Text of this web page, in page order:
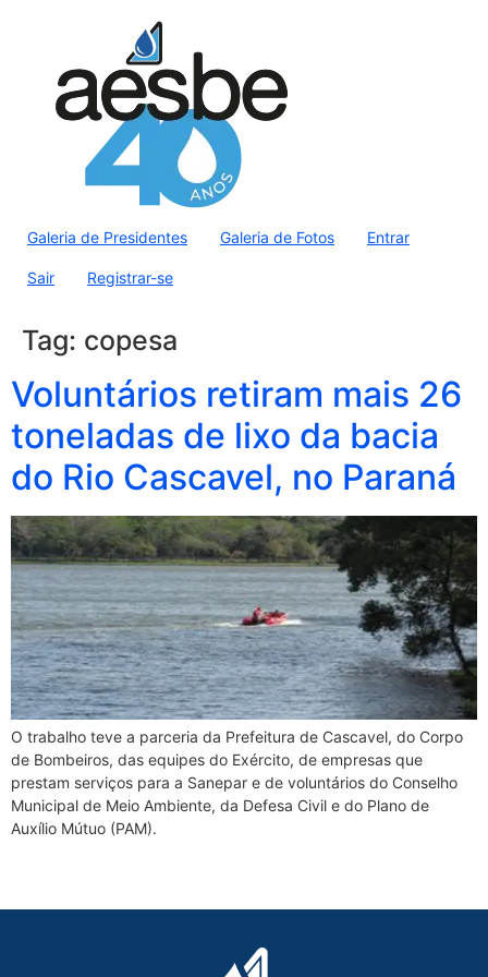
Galeria de Presidentes Galeria de Fotos Entrar
Sair Registrar-se
Tag: copesa
Voluntários retiram mais 26
toneladas de lixo da bacia
do Rio Cascavel, no Paraná
O trabalho teve a parceria da Prefeitura de Cascavel, do Corpo
de Bombeiros, das equipes do Exército, de empresas que
prestam serviços para a Sanepar e de voluntários do Conselho
Municipal de Meio Ambiente, da Defesa Civil e do Plano de
Auxílio Mútuo (PAM).